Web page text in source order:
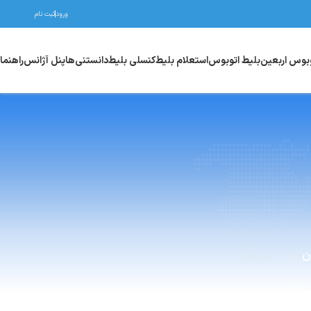
ورودثبت نام
اربعینبلیط اتوبوساستعلام بلیطکنسلی بلیطدانستنی‌هاپنل آژانسراهنما